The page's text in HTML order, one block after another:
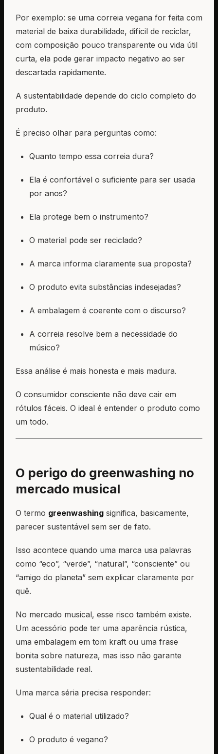
Por exemplo: se uma correia vegana for feita com
material de baixa durabilidade, difícil de reciclar,
com composição pouco transparente ou vida útil
curta, ela pode gerar impacto negativo ao ser
descartada rapidamente.
A sustentabilidade depende do ciclo completo do
produto.
É preciso olhar para perguntas como:
Quanto tempo essa correia dura?
Ela é confortável o suficiente para ser usada
por anos?
Ela protege bem o instrumento?
O material pode ser reciclado?
A marca informa claramente sua proposta?
O produto evita substâncias indesejadas?
A embalagem é coerente com o discurso?
A correia resolve bem a necessidade do
músico?
Essa análise é mais honesta e mais madura.
O consumidor consciente não deve cair em
rótulos fáceis. O ideal é entender o produto como
um todo.
O perigo do greenwashing no
mercado musical
O termo greenwashing significa, basicamente,
parecer sustentável sem ser de fato.
Isso acontece quando uma marca usa palavras
como “eco”, “verde”, “natural”, “consciente” ou
“amigo do planeta” sem explicar claramente por
quê.
No mercado musical, esse risco também existe.
Um acessório pode ter uma aparência rústica,
uma embalagem em tom kraft ou uma frase
bonita sobre natureza, mas isso não garante
sustentabilidade real.
Uma marca séria precisa responder:
Qual é o material utilizado?
O produto é vegano?